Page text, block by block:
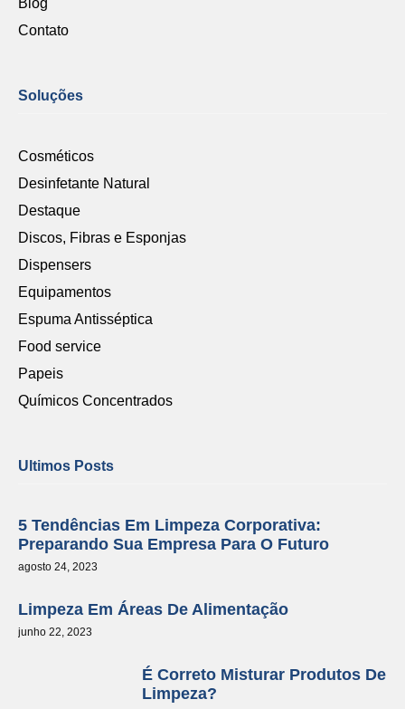
Blog
Contato
Soluções
Cosméticos
Desinfetante Natural
Destaque
Discos, Fibras e Esponjas
Dispensers
Equipamentos
Espuma Antisséptica
Food service
Papeis
Químicos Concentrados
Ultimos Posts
5 Tendências Em Limpeza Corporativa:
Preparando Sua Empresa Para O Futuro
agosto 24, 2023
Limpeza Em Áreas De Alimentação
junho 22, 2023
É Correto Misturar Produtos De
Limpeza?